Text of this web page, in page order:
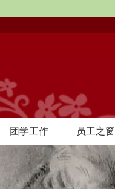
团学工作 员工之窗